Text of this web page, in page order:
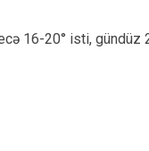
16-20° isti,